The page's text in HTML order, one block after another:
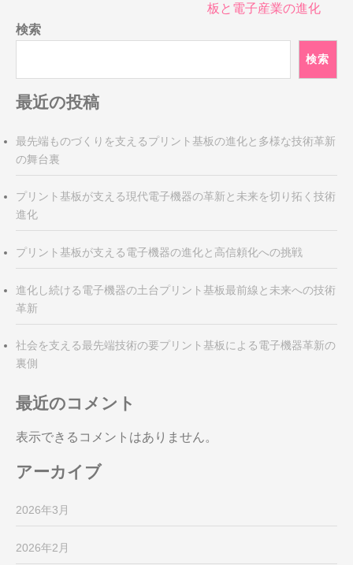
ゲ
ー
ョ
ン
板と電子産業の進化
検索
検索
最近の投稿
最先端ものづくりを支えるプリント基板の進化と多様な技術革新
の舞台裏
プリント基板が支える現代電子機器の革新と未来を切り拓く技術
進化
プリント基板が支える電子機器の進化と高信頼化への挑戦
進化し続ける電子機器の土台プリント基板最前線と未来への技術
革新
社会を支える最先端技術の要プリント基板による電子機器革新の
裏側
最近のコメント
表示できるコメントはありません。
アーカイブ
2026年3月
2026年2月